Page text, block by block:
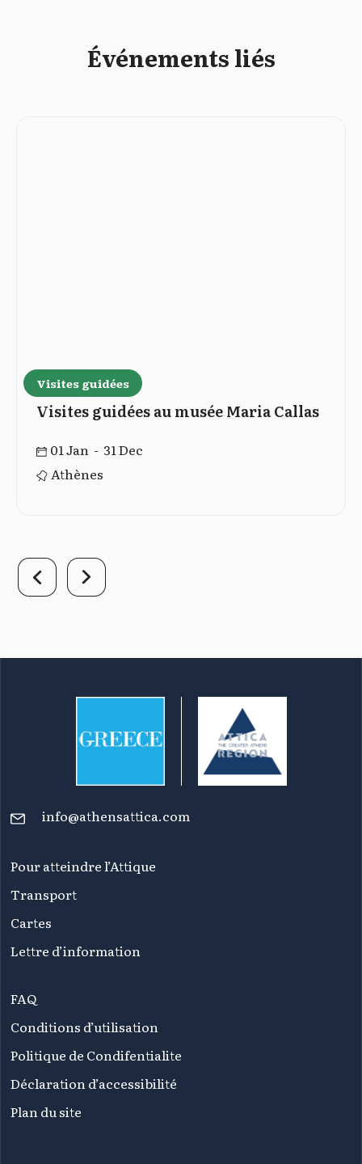
Événements liés
Visites guidées
Visites guidées au musée Maria Callas
01 Jan - 31 Dec
Athènes
info@athensattica.com
Pour atteindre l’Attique
Transport
Cartes
Lettre d’information
FAQ
Conditions d’utilisation
Politique de Condifentialite
Déclaration d’accessibilité
Plan du site